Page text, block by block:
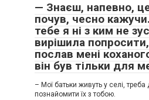
— Знаєш, напевно,
почув, чесно
тебе я ні з ким не
вирішила
послав мені
він був тільки для
– Мої батьки живуть у селі, треба
познайомити їх з тобою.